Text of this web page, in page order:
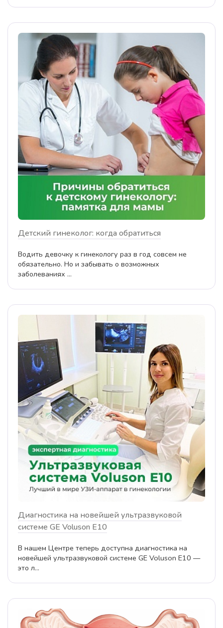
Детский гинеколог: когда обратиться
Водить девочку к гинекологу раз в год совсем не
обязательно. Но и забывать о возможных
заболеваниях ...
Диагностика на новейшей ультразвуковой
системе GE Voluson E10
В нашем Центре теперь доступна диагностика на
новейшей ультразвуковой системе GE Voluson E10 —
это л...